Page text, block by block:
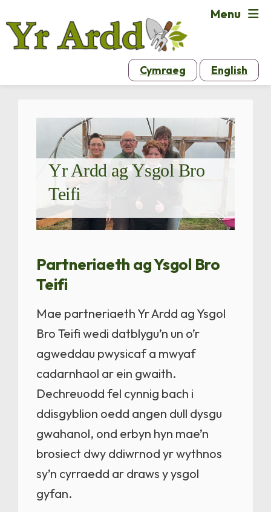
Cymraeg English
Menu
Yr Ardd ag Ysgol Bro
Teifi
Partneriaeth ag Ysgol Bro
Teifi
Mae partneriaeth Yr Ardd ag Ysgol
Bro Teifi wedi datblygu’n un o’r
agweddau pwysicaf a mwyaf
cadarnhaol ar ein gwaith.
Dechreuodd fel cynnig bach i
ddisgyblion oedd angen dull dysgu
gwahanol, ond erbyn hyn mae’n
brosiect dwy ddiwrnod yr wythnos
sy’n cyrraedd ar draws y ysgol
gyfan.